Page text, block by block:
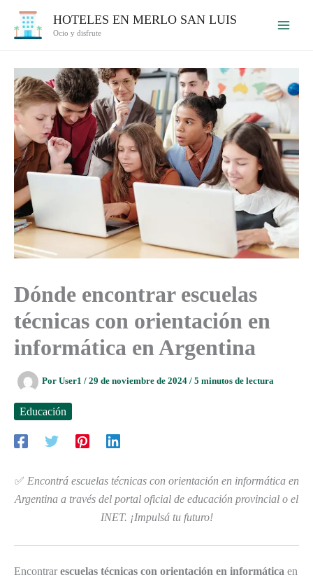
HOTELES EN MERLO SAN LUIS
Ocio y disfrute
Dónde encontrar escuelas
técnicas con orientación en
informática en Argentina
Por User1 / 29 de noviembre de 2024 / 5 minutos de lectura
Educación
✅ Encontrá escuelas técnicas con orientación en informática en
Argentina a través del portal oficial de educación provincial o el
INET. ¡Impulsá tu futuro!
Encontrar escuelas técnicas con orientación en informática en